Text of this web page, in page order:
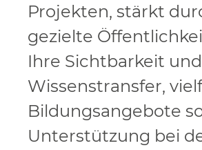
Projekten, stärkt
gezielte
Ihre Sichtbarkeit
Wissenstransfer,
Bildungsangebote
Unterstützung bei